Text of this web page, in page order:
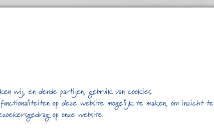
wij, en derde partijen, gebruik van cookies.
op deze website mogelijk te maken, om inzicht te
op onze website.